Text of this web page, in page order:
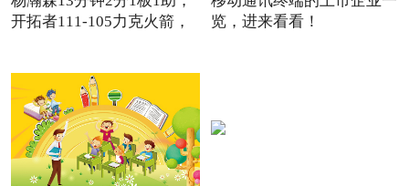
开拓者111-105力克火箭，
览，进来看看！